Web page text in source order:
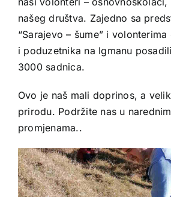
našeg društva. Zajedno sa
“Sarajevo – šume” i
i poduzetnika na Igmanu
3000 sadnica.
Ovo je naš mali doprinos, a
prirodu. Podržite nas u
promjenama..